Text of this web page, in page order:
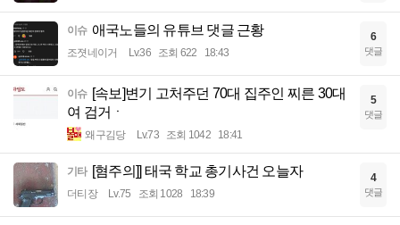
이슈 애국노들의 유튜브 댓글 근황
조졋네이거 Lv.36 조회 622 18:43
6
댓글
이슈 [속보]변기 고처주던 70대 집주인 찌른 30대
여 검거ㆍ
왜구김당 Lv.73 조회 1042 18:41
5
댓글
기타 [혐주의]] 태국 학교 총기사건 오늘자
더티장 Lv.75 조회 1028 18:39
4
댓글